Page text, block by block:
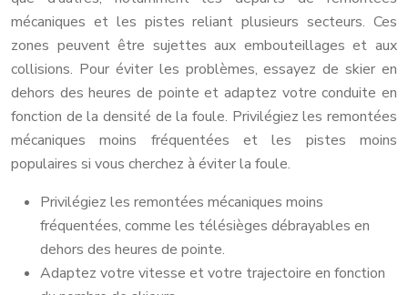
mécaniques et les pistes reliant plusieurs secteurs. Ces
zones peuvent être sujettes aux embouteillages et aux
collisions. Pour éviter les problèmes, essayez de skier en
dehors des heures de pointe et adaptez votre conduite en
fonction de la densité de la foule. Privilégiez les remontées
mécaniques moins fréquentées et les pistes moins
populaires si vous cherchez à éviter la foule.
Privilégiez les remontées mécaniques moins
fréquentées, comme les télésièges débrayables en
dehors des heures de pointe.
Adaptez votre vitesse et votre trajectoire en fonction